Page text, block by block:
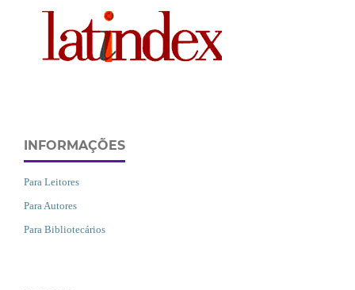
INFORMAÇÕES
Para Leitores
Para Autores
Para Bibliotecários